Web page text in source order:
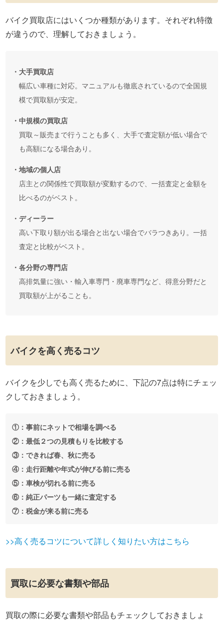
バイク買取店にはいくつか種類があります。それぞれ特徴
が違うので、理解しておきましょう。
・大手買取店
幅広い車種に対応。マニュアルも徹底されているので全国規
模で買取額が安定。
・中規模の買取店
買取～販売まで行うことも多く、大手で査定額が低い場合で
も高額になる場合あり。
・地域の個人店
店主との関係性で買取額が変動するので、一括査定と金額を
比べるのがベスト。
・ディーラー
高い下取り額が出る場合と出ない場合でバラつきあり。一括
査定と比較がベスト。
・各分野の専門店
高排気量に強い・輸入車専門・廃車専門など、得意分野だと
買取額が上がることも。
バイクを高く売るコツ
バイクを少しでも高く売るために、下記の7点は特にチェッ
クしておきましょう。
①：事前にネットで相場を調べる
②：最低２つの見積もりを比較する
③：できれば春、秋に売る
④：走行距離や年式が伸びる前に売る
⑤：車検が切れる前に売る
⑥：純正パーツも一緒に査定する
⑦：税金が来る前に売る
>>高く売るコツについて詳しく知りたい方はこちら
買取に必要な書類や部品
買取の際に必要な書類や部品もチェックしておきましょ